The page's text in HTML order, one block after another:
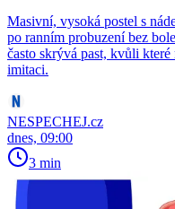
Masivní, vysoká postel s
po ranním probuzení bez
často skrývá past, kvůli
imitaci.
NESPECHEJ.cz
dnes, 09:00
3 min